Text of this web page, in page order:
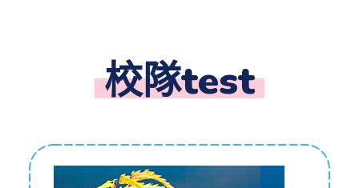
校隊test